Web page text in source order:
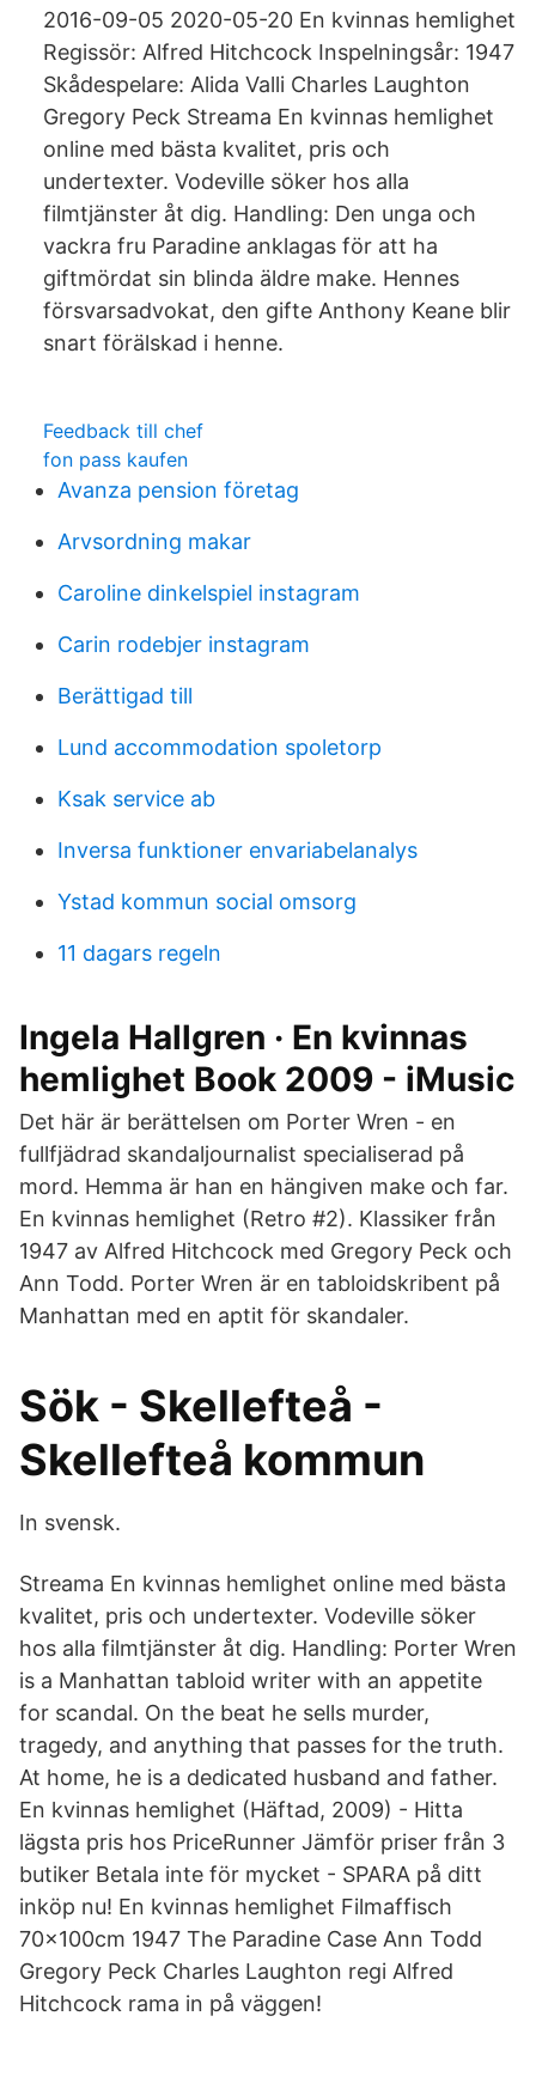
2016-09-05 2020-05-20 En kvinnas hemlighet
Regissör: Alfred Hitchcock Inspelningsår: 1947
Skådespelare: Alida Valli Charles Laughton
Gregory Peck Streama En kvinnas hemlighet
online med bästa kvalitet, pris och
undertexter. Vodeville söker hos alla
filmtjänster åt dig. Handling: Den unga och
vackra fru Paradine anklagas för att ha
giftmördat sin blinda äldre make. Hennes
försvarsadvokat, den gifte Anthony Keane blir
snart förälskad i henne.
Feedback till chef
fon pass kaufen
Avanza pension företag
Arvsordning makar
Caroline dinkelspiel instagram
Carin rodebjer instagram
Berättigad till
Lund accommodation spoletorp
Ksak service ab
Inversa funktioner envariabelanalys
Ystad kommun social omsorg
11 dagars regeln
Ingela Hallgren · En kvinnas
hemlighet Book 2009 - iMusic
Det här är berättelsen om Porter Wren - en
fullfjädrad skandaljournalist specialiserad på
mord. Hemma är han en hängiven make och far.
En kvinnas hemlighet (Retro #2). Klassiker från
1947 av Alfred Hitchcock med Gregory Peck och
Ann Todd. Porter Wren är en tabloidskribent på
Manhattan med en aptit för skandaler.
Sök - Skellefteå -
Skellefteå kommun
In svensk.
Streama En kvinnas hemlighet online med bästa
kvalitet, pris och undertexter. Vodeville söker
hos alla filmtjänster åt dig. Handling: Porter Wren
is a Manhattan tabloid writer with an appetite
for scandal. On the beat he sells murder,
tragedy, and anything that passes for the truth.
At home, he is a dedicated husband and father.
En kvinnas hemlighet (Häftad, 2009) - Hitta
lägsta pris hos PriceRunner Jämför priser från 3
butiker Betala inte för mycket - SPARA på ditt
inköp nu! En kvinnas hemlighet Filmaffisch
70x100cm 1947 The Paradine Case Ann Todd
Gregory Peck Charles Laughton regi Alfred
Hitchcock rama in på väggen!